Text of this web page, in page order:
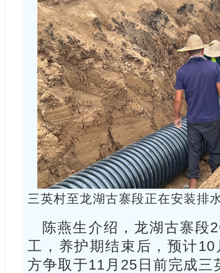
三英村至龙湖古寨段正在安装排
陈燕生介绍，龙湖古寨段
工，养护期结束后，预计
方争取于11月25日前完成